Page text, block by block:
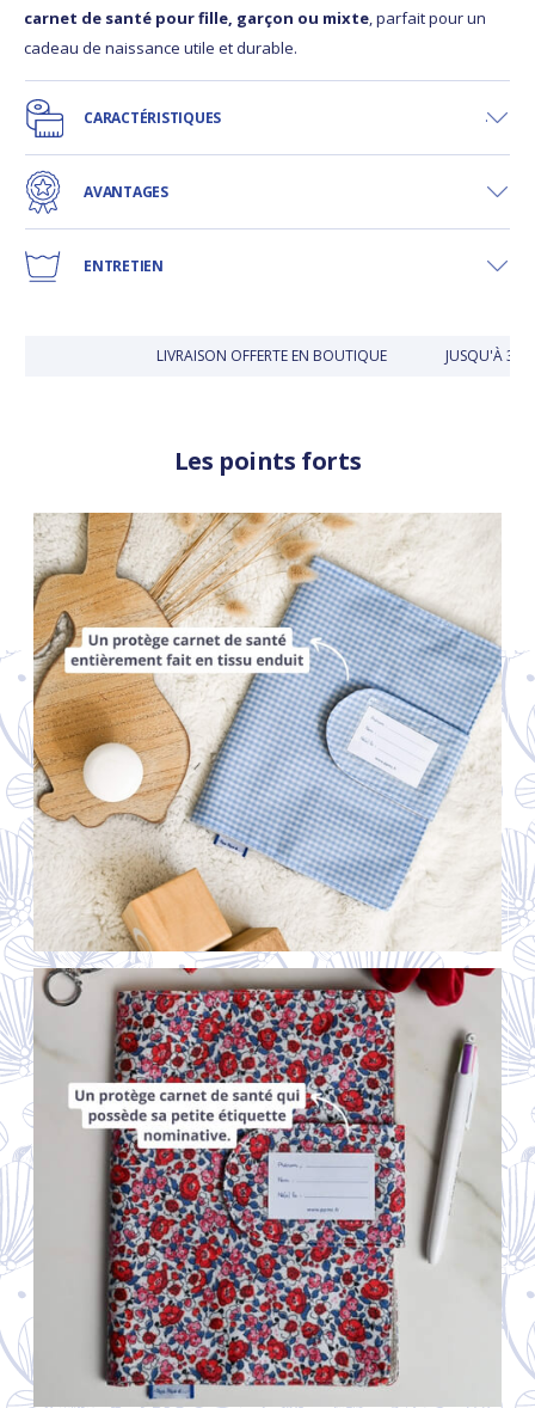
carnet de santé pour fille, garçon ou mixte, parfait pour un
cadeau de naissance utile et durable.
CARACTÉRISTIQUES
AVANTAGES
ENTRETIEN
LIVRAISON OFFERTE EN BOUTIQUE JUSQU'À 30
Les points forts